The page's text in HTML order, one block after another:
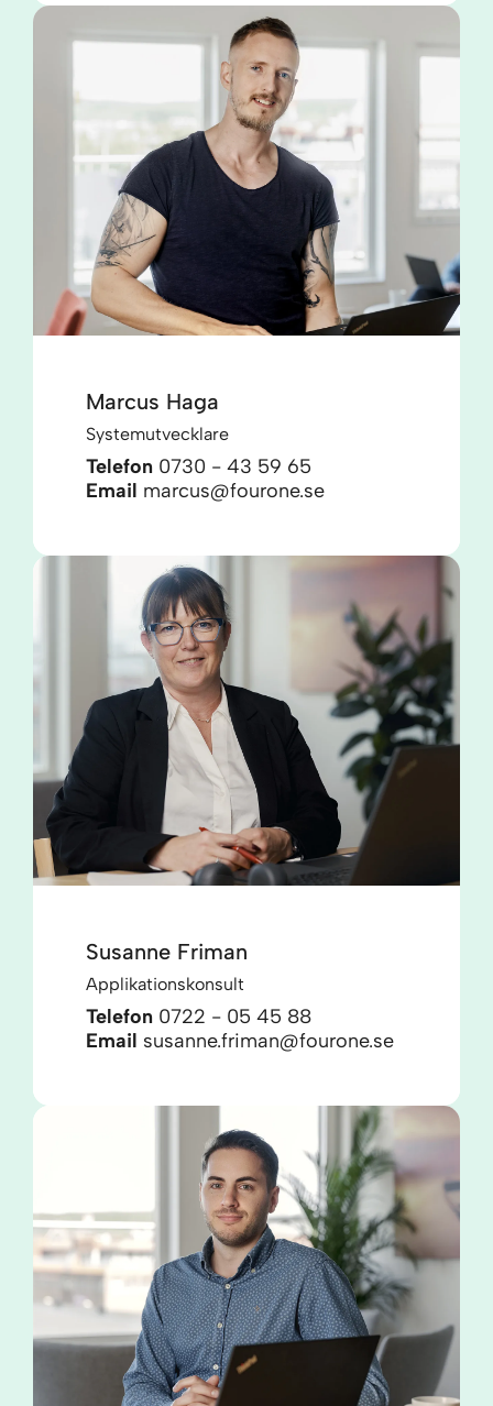
Marcus Haga
Systemutvecklare
Telefon 0730 - 43 59 65
Email marcus@fourone.se
Susanne Friman
Applikationskonsult
Telefon 0722 - 05 45 88
Email susanne.friman@fourone.se